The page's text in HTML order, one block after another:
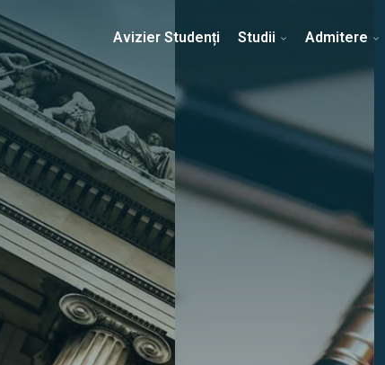
Erasmus & Internațional Despre Facultate Știri
Avizier Studenți Studii Admitere